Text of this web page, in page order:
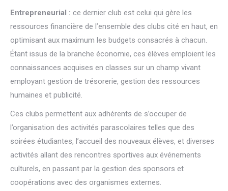
Entrepreneurial : ce dernier club est celui qui gère les
ressources financière de l’ensemble des clubs cité en haut, en
optimisant aux maximum les budgets consacrés à chacun.
Étant issus de la branche économie, ces élèves emploient les
connaissances acquises en classes sur un champ vivant
employant gestion de trésorerie, gestion des ressources
humaines et publicité.
Ces clubs permettent aux adhérents de s’occuper de
l’organisation des activités parascolaires telles que des
soirées étudiantes, l’accueil des nouveaux élèves, et diverses
activités allant des rencontres sportives aux événements
culturels, en passant par la gestion des sponsors et
coopérations avec des organismes externes.